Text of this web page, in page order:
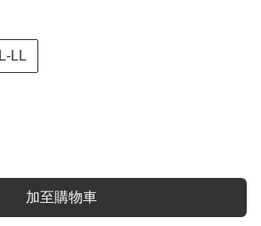
L-LL
加至購物車